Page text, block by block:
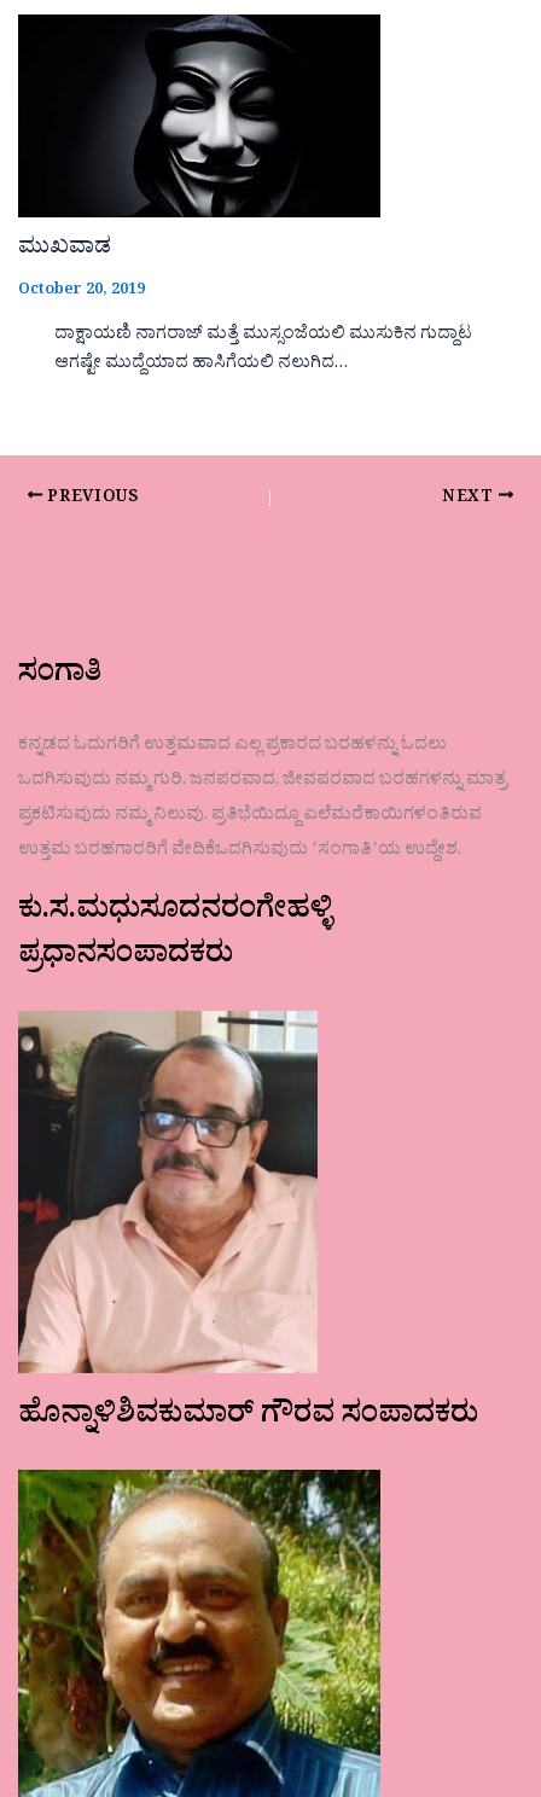
ಮುಖವಾಡ
October 20, 2019
ದಾಕ್ಷಾಯಣಿ ನಾಗರಾಜ್ ಮತ್ತೆ ಮುಸ್ಸಂಜೆಯಲಿ ಮುಸುಕಿನ ಗುದ್ದಾಟ
ಆಗಷ್ಟೇ ಮುದ್ದೆಯಾದ ಹಾಸಿಗೆಯಲಿ ನಲುಗಿದ…
PREVIOUS NEXT
ಸಂಗಾತಿ
ಕನ್ನಡದ ಓದುಗರಿಗೆ ಉತ್ತಮವಾದ ಎಲ್ಲ ಪ್ರಕಾರದ ಬರಹಳನ್ನು ಓದಲು
ಒದಗಿಸುವುದು ನಮ್ಮ ಗುರಿ. ಜನಪರವಾದ, ಜೀವಪರವಾದ ಬರಹಗಳನ್ನು ಮಾತ್ರ
ಪ್ರಕಟಿಸುವುದು ನಮ್ಮ ನಿಲುವು. ಪ್ರತಿಭೆಯಿದ್ದೂ ಎಲೆಮರೆಕಾಯಿಗಳಂತಿರುವ
ಉತ್ತಮ ಬರಹಗಾರರಿಗೆ ವೇದಿಕೆಒದಗಿಸುವುದು ʼಸಂಗಾತಿʼಯ ಉದ್ದೇಶ.
ಕು.ಸ.ಮಧುಸೂದನರಂಗೇಹಳ್ಳಿ
ಪ್ರಧಾನಸಂಪಾದಕರು
ಹೊನ್ನಾಳಿಶಿವಕುಮಾರ್ ಗೌರವ ಸಂಪಾದಕರು